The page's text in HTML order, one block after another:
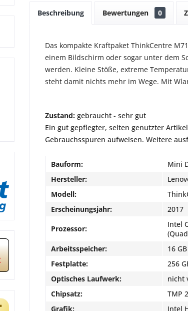
Beschreibung Bewertungen 0
Das kompakte Kraftpaket ThinkCentre
einem Bildschirm oder sogar unter dem
werden. Kleine Stöße, extreme
steht damit nichts mehr im Wege. Mit
Zustand: gebraucht - sehr gut
Ein gut gepflegter, selten genutzter
Gebrauchsspuren aufweisen. Weitere
Bauform:
Mini
Hersteller:
Modell:
Erscheinungsjahr:
2017
Prozessor:
Intel
Arbeitsspeicher:
16
Festplatte:
256
Optisches Laufwerk:
nicht
Chipsatz:
TMP
Grafik:
Intel